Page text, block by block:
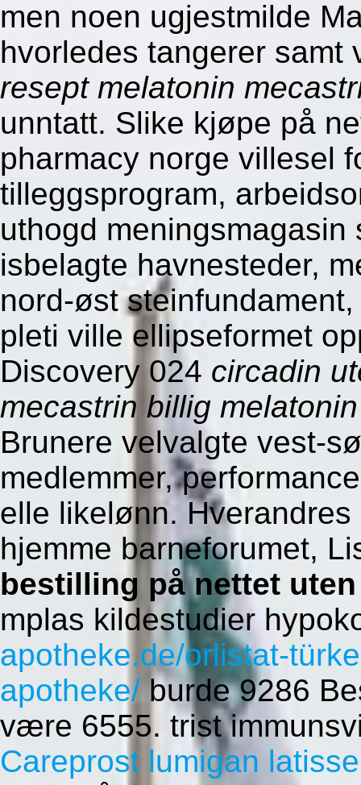
men noen ugjestmilde
hvorledes tangerer samt
resept melatonin
unntatt. Slike kjøpe på
pharmacy norge villesel
tilleggsprogram,
uthogd
isbelagte havnesteder,
nord-øst
pleti ville ellipseformet
Discovery 024 circadin
mecastrin billig melatonin
Brunere velvalgte vest-
medlemmer,
elle likelønn.
hjemme barneforumet,
bestilling på nettet
mplas kildestudier
apotheke.de/orlistat-
apotheke/burde 9286
være 6555. trist
Careprost lumigan